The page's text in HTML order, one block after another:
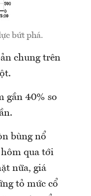
bứt phá.
chung trên
gần 40% so
bùng nổ
qua tới
nữa, giá
tỏ mức cổ